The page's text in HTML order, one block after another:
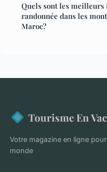
Quels sont les
randonnée dans les
Maroc?
Tourisme En
Votre magazine en ligne
monde